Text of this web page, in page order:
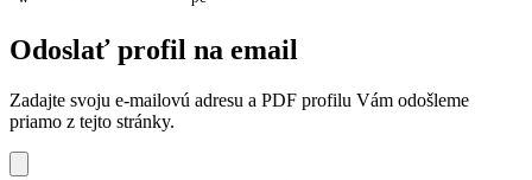
Odoslať profil na email
Zadajte svoju e-mailovú adresu a PDF profilu Vám odošleme
priamo z tejto stránky.